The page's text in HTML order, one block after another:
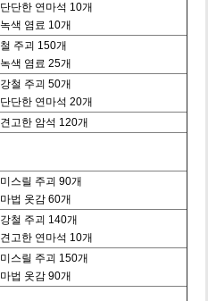
단단한 연마석 10개
녹색 염료 10개
철 주괴 150개
녹색 염료 25개
강철 주괴 50개
단단한 연마석 20개
견고한 암석 120개
미스릴 주괴 90개
마법 옷감 60개
강철 주괴 140개
견고한 연마석 10개
미스릴 주괴 150개
마법 옷감 90개